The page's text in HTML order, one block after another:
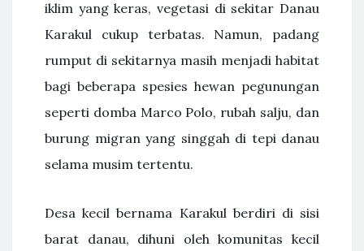
iklim yang keras, vegetasi di sekitar Danau
Karakul cukup terbatas. Namun, padang
rumput di sekitarnya masih menjadi habitat
bagi beberapa spesies hewan pegunungan
seperti domba Marco Polo, rubah salju, dan
burung migran yang singgah di tepi danau
selama musim tertentu.
Desa kecil bernama Karakul berdiri di sisi
barat danau, dihuni oleh komunitas kecil